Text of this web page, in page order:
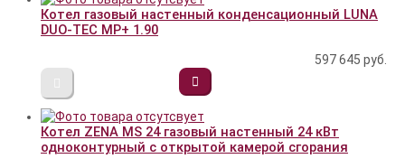
Котел газовый настенный конденсационный LUNA
DUO-TEC MP+ 1.90
597 645 руб.
Котел ZENA MS 24 газовый настенный 24 кВт
одноконтурный с открытой камерой сгорания